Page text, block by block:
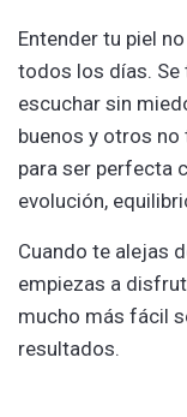
Entender tu piel
todos los días. Se
escuchar sin
buenos y otros no
para ser perfecta
evolución,
Cuando te alejas
empiezas a
mucho más fácil
resultados.